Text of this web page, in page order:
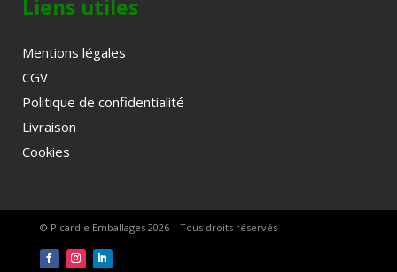
Liens utiles
Mentions légales
CGV
Politique de confidentialité
Livraison
Cookies
© Picardie Emballages 2026 – Tous droits réservés